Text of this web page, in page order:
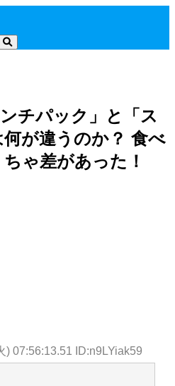
チパック」と「ス
が違うのか？ 食べ
ゃ差があった！
) 07:56:13.51 ID:n9LYiak59